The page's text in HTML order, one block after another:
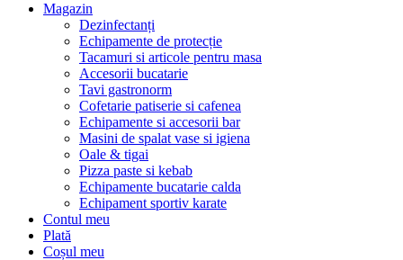
Magazin
Dezinfectanți
Echipamente de protecție
Tacamuri si articole pentru masa
Accesorii bucatarie
Tavi gastronorm
Cofetarie patiserie si cafenea
Echipamente si accesorii bar
Masini de spalat vase si igiena
Oale & tigai
Pizza paste si kebab
Echipamente bucatarie calda
Echipament sportiv karate
Contul meu
Plată
Coșul meu